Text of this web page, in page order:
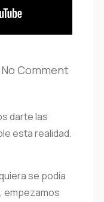
No Comment
darte las
esta realidad.
se podía
empezamos